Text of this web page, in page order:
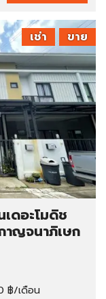
ขาย
เช่า
เดอะโมดิช
ญจนาภิเษก
฿/เดือน